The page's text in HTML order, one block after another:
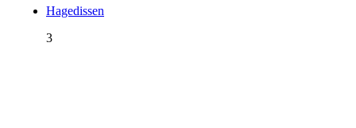
Hagedissen
3